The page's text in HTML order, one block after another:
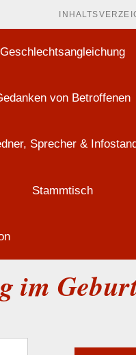
Geschlechtsangleichung
von Betroffenen
Sprecher & Infostand
Stammtisch
im